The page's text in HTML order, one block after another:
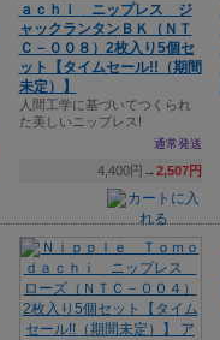
ａｃｈｉ ニップレス ジ
ャックランタンＢＫ（ＮＴ
Ｃ－００８）2枚入り5個セ
ット【タイムセール!!（期間
未定）】
人間工学に基づいてつくられ
た美しいニップレス!
通常発送
4,400円→2,507円